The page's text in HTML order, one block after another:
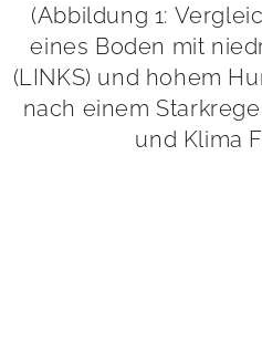
(Abbildung 1:
eines Boden mit
(LINKS) und hohem
nach einem
und Klima